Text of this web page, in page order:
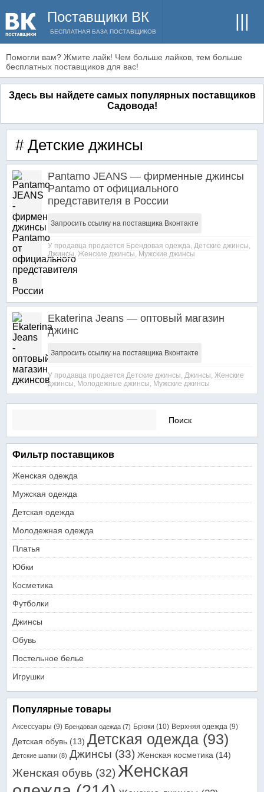
Поставщики ВК
БЕСПЛАТНАЯ БАЗА ПОСТАВЩИКОВ
Помогли вам? Жмите лайк! Чем больше лайков, тем больше
бесплатных поставщиков для вас!
Здесь вы найдете самых популярных поставщиков
Садовода!
# Детские джинсы
Pantamo JEANS — фирменные джинсы
Pantamo от официального
представителя в России
Запросить ссылку на поставщика Вконтакте
У продавца продается Брендовая одежда, Детские джинсы,
Джинсы, Женские джинсы, Мужские джинсы
Ekaterina Jeans — оптовый магазин
джинс
Запросить ссылку на поставщика Вконтакте
У продавца продается Детские джинсы, Джинсы, Женские
джинсы, Молодежные джинсы, Мужские джинсы
Найти:
Фильтр поставщиков
Женская одежда
Мужская одежда
Детская одежда
Молодежная одежда
Платья
Юбки
Косметика
Футболки
Джинсы
Обувь
Постельное белье
Игрушки
Популярные товары
Аксессуары (9) Брендовая одежда (7) Брюки (10) Верхняя одежда (9)
Детская обувь (13) Детская одежда (93)
Детские шапки (8) Джинсы (33) Женская косметика (14)
Женская обувь (32) Женская